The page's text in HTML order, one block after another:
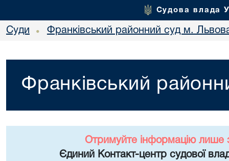
Судова влада
Суди • Франківський районний суд м.
Франківський
Отримуйте інформацію лише
Єдиний Контакт-центр судової